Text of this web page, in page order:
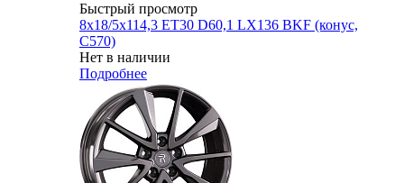
Быстрый просмотр
8x18/5x114,3 ET30 D60,1 LX136 BKF (конус,
C570)
Нет в наличии
Подробнее